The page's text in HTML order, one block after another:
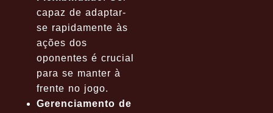
capaz de adaptar-
se rapidamente às
ações dos
oponentes é crucial
para se manter à
frente no jogo.
Gerenciamento de